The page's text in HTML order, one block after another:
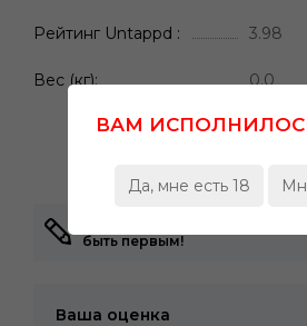
Рейтинг Untappd 3.98
Вес (кг) 0.0
Здесь еще никто не
быть первым!
Ваша оценка
ВАМ
Да, мне есть 18